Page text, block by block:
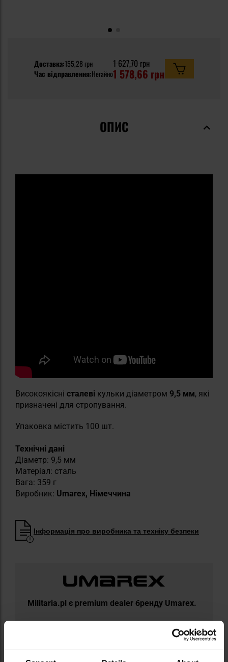
Доставка:155,28 грн
Час відправлення:Негайно
1 627,70 грн
1 578,66 грн
ОПИС
Високоякісні сталеві кульки діаметром 9,5 мм, які
призначені для стропування.
Упаковка містить 100 шт.
Технічні дані
Діаметр: 9,5 мм
Матеріал: сталь
Вага: 359 г
Виробник: Umarex, Німеччина
Інформація про виробника та техніку безпеки
Militaria.pl є premium dealer бренду Umarex.
1972 році, яка належить до найбільших
виробників пневматичних гвинтівок,
страйкбольних реплік і сигнальних